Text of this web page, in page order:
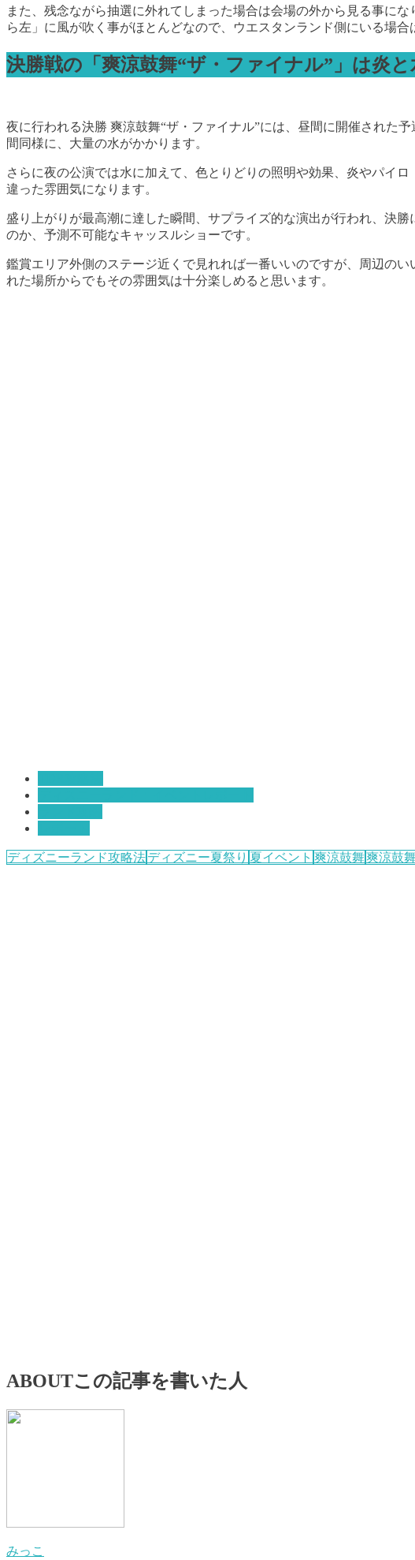
また、残念ながら抽選に外れてしまった場合は会場の外から見る事に
ら左」に風が吹く事がほとんどなので、ウエスタンランド側にいる場
決勝戦の「爽涼鼓舞“ザ・ファイナル”」は炎と
夜に行われる決勝 爽涼鼓舞“ザ・ファイナル”には、昼間に開催された
間同様に、大量の水がかかります。
さらに夜の公演では水に加えて、色とりどりの照明や効果、炎やパイ
違った雰囲気になります。
盛り上がりが最高潮に達した瞬間、サプライズ的な演出が行われ、決
のか、予測不可能なキャッスルショーです。
鑑賞エリア外側のステージ近くで見れれば一番いいのですが、周辺の
れた場所からでもその雰囲気は十分楽しめると思います。
ディズニーランド攻略法ディズニー夏祭り 夏イベント 爽涼鼓舞爽涼鼓
ABOUTこの記事を書いた人
みっこ